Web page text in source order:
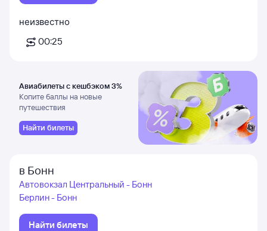
неизвестно
00:25
Авиабилеты с кешбэком 3%
Копите баллы на новые
путешествия
Найти билеты
в Бонн
Автовокзал Центральный - Бонн
Берлин - Бонн
Найти билеты